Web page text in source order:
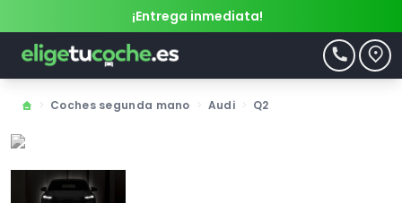
¡Entrega inmediata!
Coches segunda mano Audi Q2